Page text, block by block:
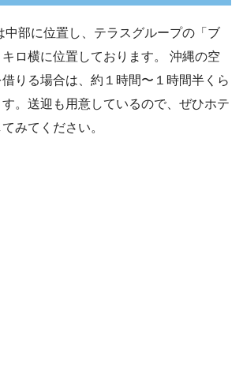
中部に位置し、テラスグループの「ブ
ロ横に位置しております。 沖縄の空
りる場合は、約１時間〜１時間半くら
。送迎も用意しているので、ぜひホテ
みてください。